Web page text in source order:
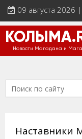
09 августа 2026
Новости Магадана и
Наставники